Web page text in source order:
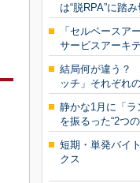
は“脱RPA”に踏
「セルベースア
サービスアーキ
結局何が違う？
ッチ」それぞれ
静かな1月に「
を振るった“2つ
短期・単発バイ
クス